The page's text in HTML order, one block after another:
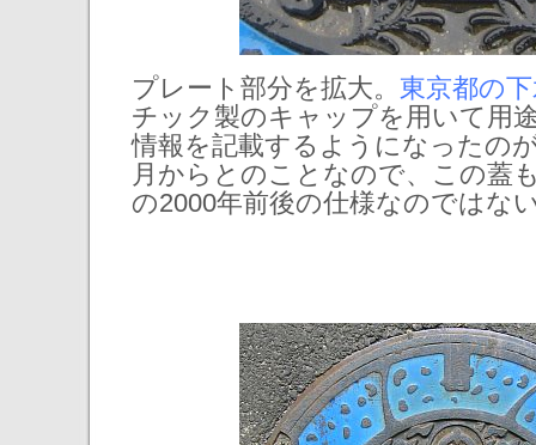
プレート部分を拡大。 東京都の
チック製のキャップを用いて用
情報を記載するようになったの
月からとのことなので、この蓋
の2000年前後の仕様なのではな